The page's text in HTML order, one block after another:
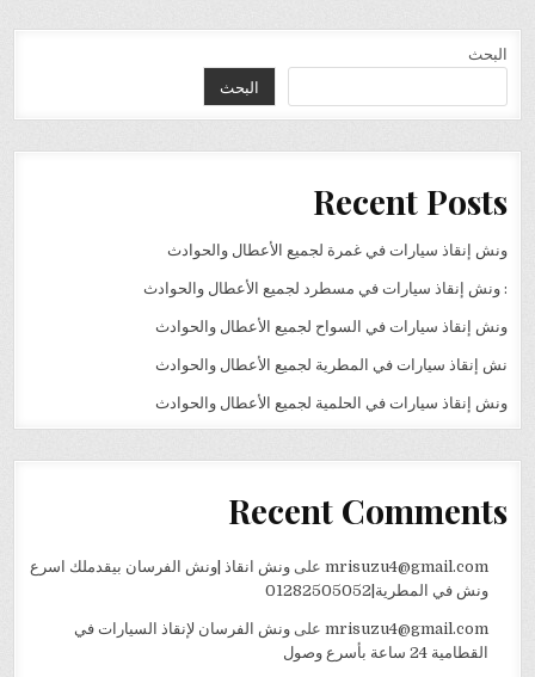
البحث
البحث
Recent Posts
ونش إنقاذ سيارات في غمرة لجميع الأعطال والحوادث
: ونش إنقاذ سيارات في مسطرد لجميع الأعطال والحوادث
ونش إنقاذ سيارات في السواح لجميع الأعطال والحوادث
نش إنقاذ سيارات في المطرية لجميع الأعطال والحوادث
ونش إنقاذ سيارات في الحلمية لجميع الأعطال والحوادث
Recent Comments
mrisuzu4@gmail.comعلى ونش انقاذ |ونش الفرسان بيقدملك اسرع
ونش في المطرية|01282505052
mrisuzu4@gmail.comعلى ونش الفرسان لإنقاذ السيارات في
القطامية 24 ساعة بأسرع وصول